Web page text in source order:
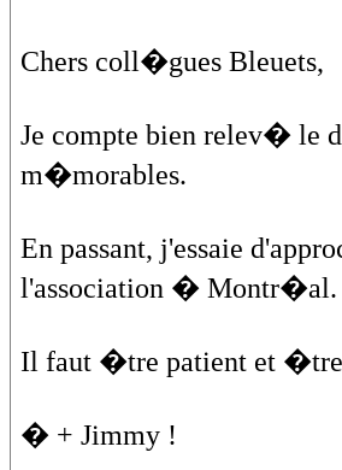
Chers coll�gues Bleuets,
Je compte bien relev� le
m�morables.
En passant, j'essaie
l'association � Montr�al.
Il faut �tre patient et
� + Jimmy !